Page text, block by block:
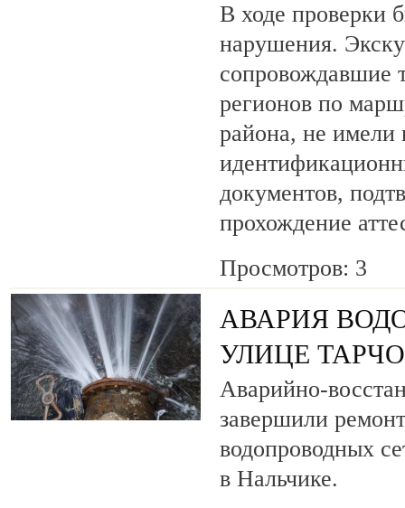
В ходе проверки
нарушения.
сопровождавшие
регионов по
района, не имели
документов,
прохождение
Просмотров: 3
АВАРИЯ
УЛИЦЕ
Аварийно-
завершили
водопроводных
в Нальчике.